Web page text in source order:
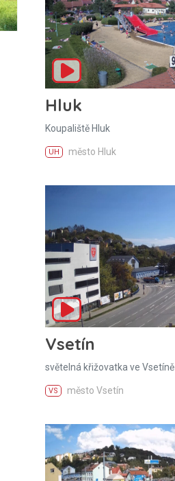
Hluk
Koupaliště Hluk
UH město Hluk
Vsetín
světelná křižovatka ve Vsetíně
VS město Vsetín